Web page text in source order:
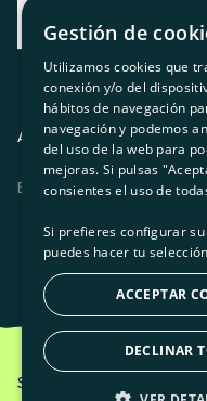
Descubre qué servicio
Contacto
Actualidad
El rincón de la socia
Prensa
Trabaja con nosotros
Aviso legalPolítica de
ES CAGLEU
Som Energia SCCL - 2026
Gestión de
Utilizamos cookies que
conexión y/o del
hábitos de navegación
navegación y podemos
del uso de la web para
mejoras. Si pulsas
consientes el uso de
Si prefieres configurar
puedes hacer tu
ACCEPTAR
DECLINAR